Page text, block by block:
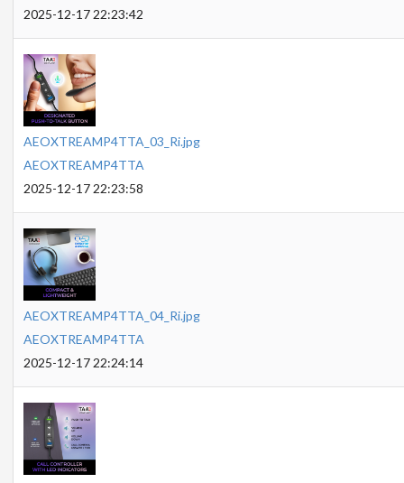
2025-12-17 22:23:42
AEOXTREAMP4TTA_03_Ri.jpg
AEOXTREAMP4TTA
2025-12-17 22:23:58
AEOXTREAMP4TTA_04_Ri.jpg
AEOXTREAMP4TTA
2025-12-17 22:24:14